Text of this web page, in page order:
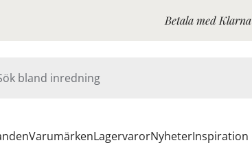
Betala med Klarna
VarumärkenLagervarorNyheterInspiration